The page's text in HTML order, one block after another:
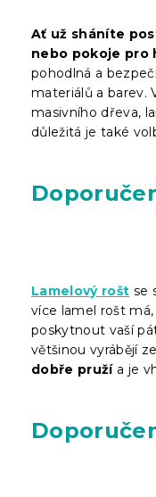
Ať už sháníte
nebo pokoje pro
pohodlná a
materiálů a barev.
masivního dřeva,
důležitá je také
Lamelový rošt se
více lamel rošt
poskytnout vaší
většinou vyrábějí
dobře pružía je